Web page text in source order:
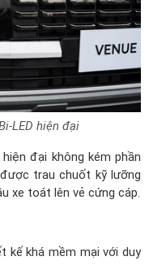
LED hiện đại
đại không kém phần
trau chuốt kỹ lưỡng
xe toát lên vẻ cứng cáp.
kế khá mềm mại với duy